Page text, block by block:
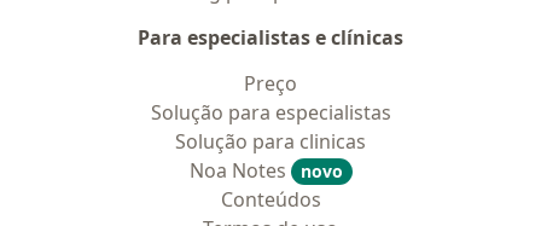
Para especialistas e clínicas
Preço
Solução para especialistas
Solução para clinicas
Noa Notes
novo
Conteúdos